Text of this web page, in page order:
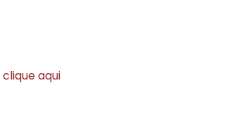
clique aqui